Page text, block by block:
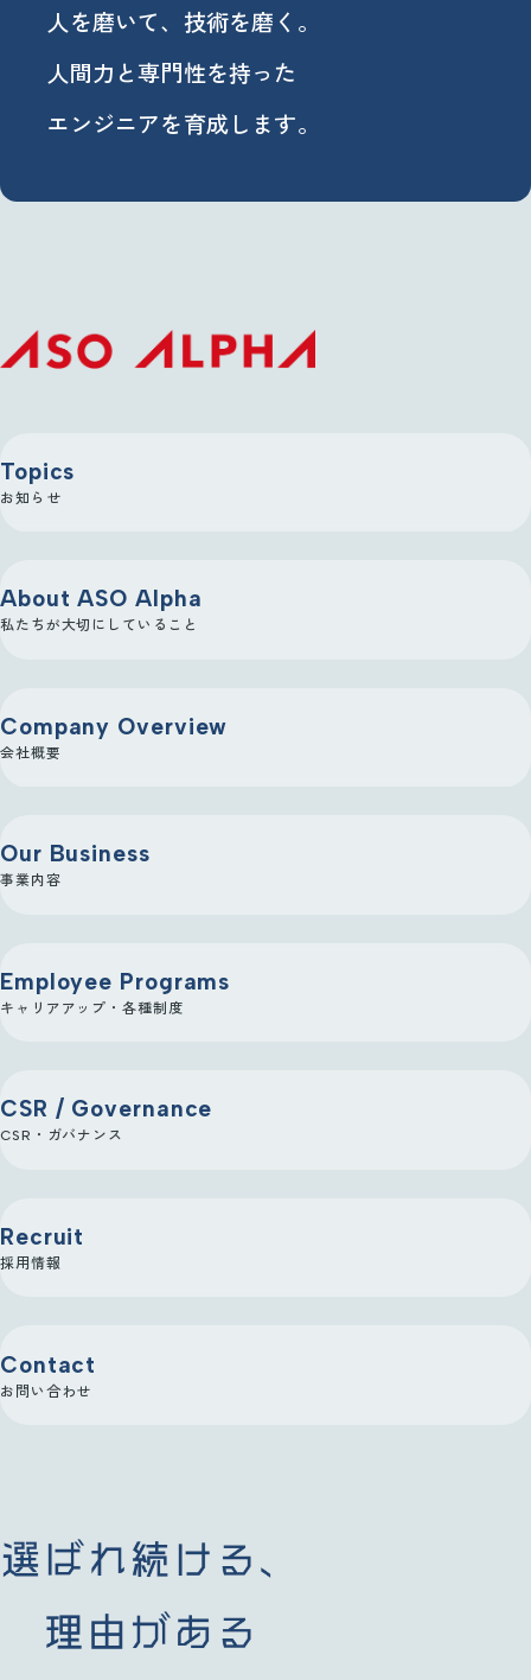
人を磨いて、技術を磨く。
人間力と専門性を持った
エンジニアを育成します。
Topics
お知らせ
About ASO Alpha
私たちが大切にしていること
Company Overview
会社概要
Our Business
事業内容
Employee Programs
キャリアアップ・各種制度
CSR / Governance
CSR・ガバナンス
Recruit
採用情報
Contact
お問い合わせ